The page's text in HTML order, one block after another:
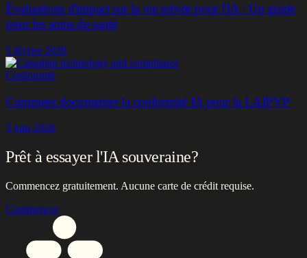
Évaluations d'impact sur la vie privée pour l'IA : Un guide
pour les soins de santé
5 février 2026
Conformité
Comment documenter la conformité IA pour la LAIPVP
3 juin 2026
Prêt à essayer l'IA souveraine?
Commencez gratuitement. Aucune carte de crédit requise.
Commencer